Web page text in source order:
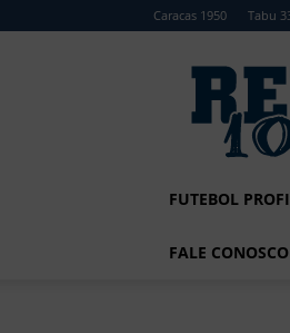
Caracas 1950 Tabu
FUTEBOL
FALE CONOSCO